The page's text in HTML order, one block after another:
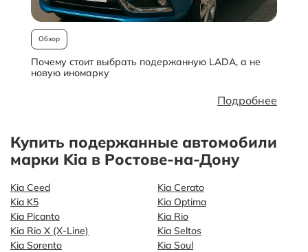
Обзор
Почему стоит выбрать подержанную LADA, а не
новую иномарку
Подробнее
Купить подержанные автомобили
марки Kia в Ростове-на-Дону
Kia Ceed
Kia Cerato
Kia K5
Kia Optima
Kia Picanto
Kia Rio
Kia Rio X (X-Line)
Kia Seltos
Kia Sorento
Kia Soul